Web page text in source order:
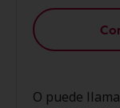
O puede